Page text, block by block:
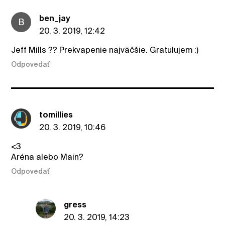
B
ben_jay
20. 3. 2019, 12:42
Jeff Mills ?? Prekvapenie najväčšie. Gratulujem :)
Odpovedať
tomillies
20. 3. 2019, 10:46
<3
Aréna alebo Main?
Odpovedať
gress
20. 3. 2019, 14:23